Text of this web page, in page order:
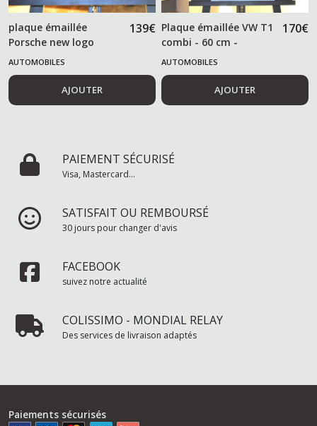
plaque émaillée
Porsche new logo
139€
AUTOMOBILES
AJOUTER
Plaque émaillée VW T1
combi - 60 cm -
170€
AUTOMOBILES
AJOUTER
PAIEMENT SÉCURISÉ
Visa, Mastercard...
SATISFAIT OU REMBOURSÉ
30 jours pour changer d'avis
FACEBOOK
suivez notre actualité
COLISSIMO - MONDIAL RELAY
Des services de livraison adaptés
Paiements sécurisés